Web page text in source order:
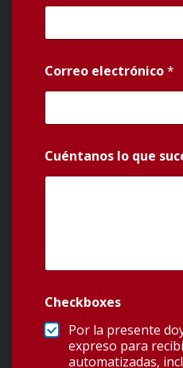
Correo electrónico*
Cuéntanos lo que
Checkboxes
Por la presente
expreso para
automatizadas,